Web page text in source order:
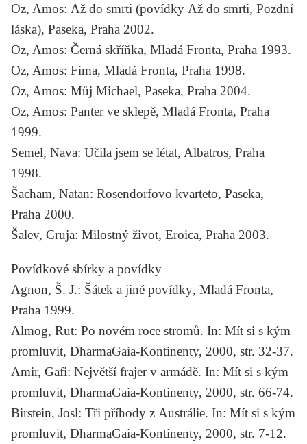
Oz, Amos: Až do smrti (povídky Až do smrti, Pozdní
láska), Paseka, Praha 2002.
Oz, Amos: Černá skříňka, Mladá Fronta, Praha 1993.
Oz, Amos: Fima, Mladá Fronta, Praha 1998.
Oz, Amos: Můj Michael, Paseka, Praha 2004.
Oz, Amos: Panter ve sklepě, Mladá Fronta, Praha
1999.
Semel, Nava: Učila jsem se létat, Albatros, Praha
1998.
Šacham, Natan: Rosendorfovo kvarteto, Paseka,
Praha 2000.
Šalev, Cruja: Milostný život, Eroica, Praha 2003.
Povídkové sbírky a povídky
Agnon, Š. J.: Šátek a jiné povídky, Mladá Fronta,
Praha 1999.
Almog, Rut: Po novém roce stromů. In: Mít si s kým
promluvit, DharmaGaia-Kontinenty, 2000, str. 32-37.
Amir, Gafi: Největší frajer v armádě. In: Mít si s kým
promluvit, DharmaGaia-Kontinenty, 2000, str. 66-74.
Birstein, Josl: Tři příhody z Austrálie. In: Mít si s kým
promluvit, DharmaGaia-Kontinenty, 2000, str. 7-12.